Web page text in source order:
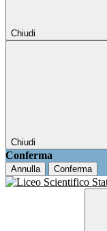
Chiudi
Chiudi
Conferma
Annulla Conferma